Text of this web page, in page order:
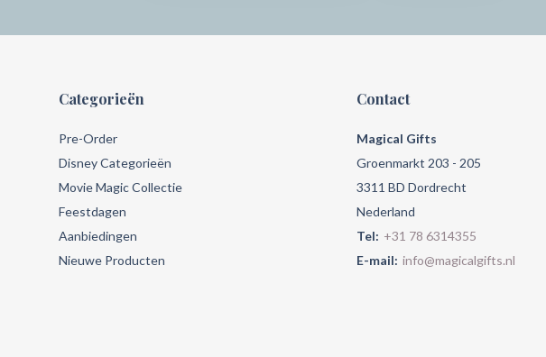
Categorieën
Pre-Order
Disney Categorieën
Movie Magic Collectie
Feestdagen
Aanbiedingen
Nieuwe Producten
Contact
Magical Gifts
Groenmarkt 203 - 205
3311 BD Dordrecht
Nederland
Tel: +31 78 6314355
E-mail: info@magicalgifts.nl